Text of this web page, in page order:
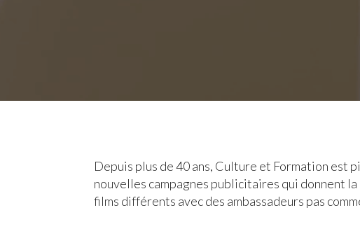
Depuis plus de 40 ans, Culture et Formation est
nouvelles campagnes publicitaires qui donnent
films différents avec des ambassadeurs pas